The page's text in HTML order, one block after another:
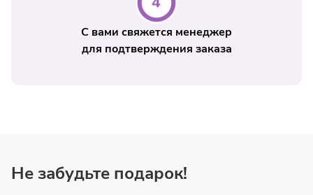
С вами свяжется менеджер
для подтверждения заказа
Не забудьте подарок!